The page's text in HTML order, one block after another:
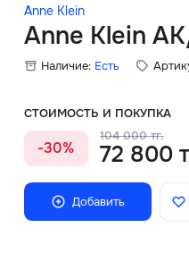
Anne Klein
Anne Klein
Наличие: Есть
СТОИМОСТЬ И ПОКУПКА
-30%
104 000 тг.
72 800
Добавить
О нас
Блог